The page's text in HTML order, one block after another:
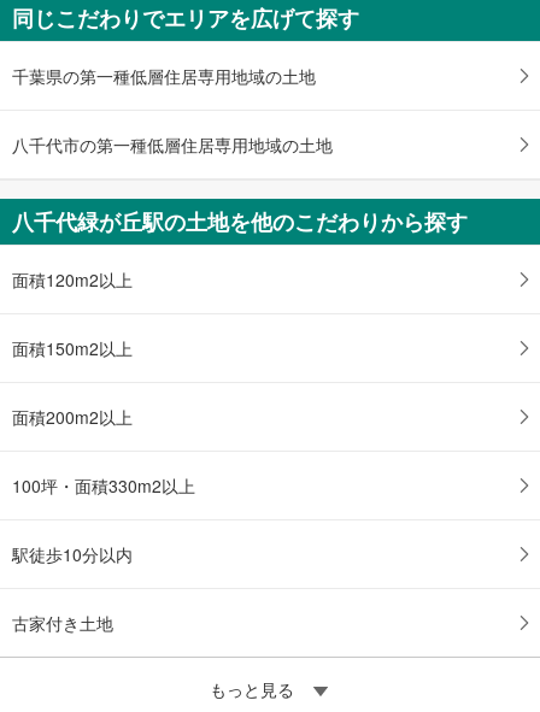
船橋市坪井東1丁目
4,980万円
1LDK
土地面積 100m
同じこだわりでエリアを広げて探す
千葉県の第一種低層住居専用地域の土地
八千代市の第一種低層住居専用地域の土地
八千代緑が丘駅の土地を他のこだわりから探す
面積120m2以上
面積150m2以上
面積200m2以上
100坪・面積330m2以上
駅徒歩10分以内
古家付き土地
もっと見る